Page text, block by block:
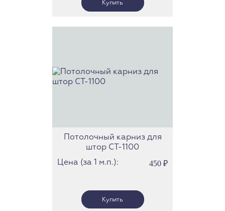
Потолочный карниз для
штор СТ-1100
Цена (за 1 м.п.):
450 ₽